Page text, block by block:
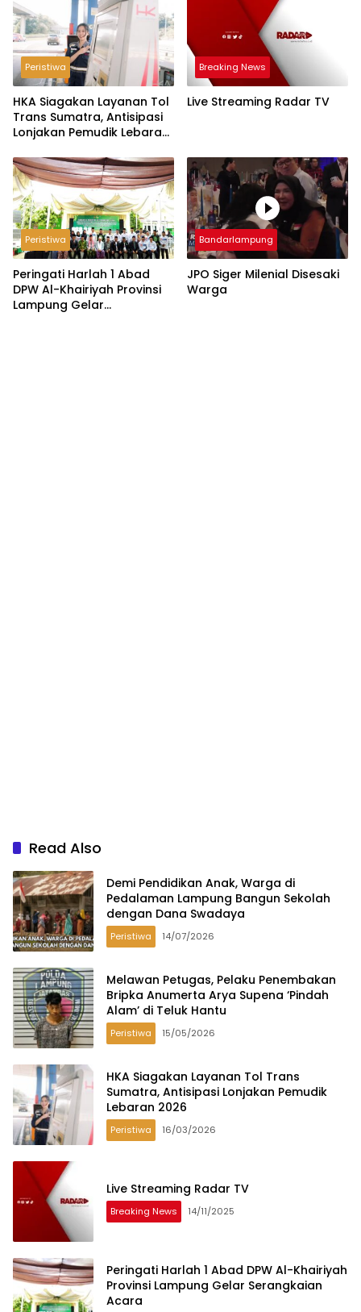
Peristiwa
HKA Siagakan Layanan Tol
Trans Sumatra, Antisipasi
Lonjakan Pemudik Lebaran
Breaking News
Live Streaming Radar TV
Peristiwa
Peringati Harlah 1 Abad
DPW Al-Khairiyah Provinsi
Lampung Gelar
Bandarlampung
JPO Siger Milenial Disesaki
Warga
Read Also
Demi Pendidikan Anak, Warga di
Pedalaman Lampung Bangun Sekolah
dengan Dana Swadaya
Peristiwa 14/07/2026
Melawan Petugas, Pelaku Penembakan
Bripka Anumerta Arya Supena ‘Pindah
Alam’ di Teluk Hantu
Peristiwa 15/05/2026
HKA Siagakan Layanan Tol Trans
Sumatra, Antisipasi Lonjakan Pemudik
Lebaran 2026
Peristiwa 16/03/2026
Live Streaming Radar TV
Breaking News 14/11/2025
Peringati Harlah 1 Abad DPW Al-Khairiyah
Provinsi Lampung Gelar Serangkaian
Acara